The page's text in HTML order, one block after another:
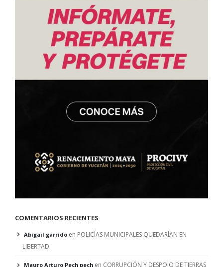
COMENTARIOS RECIENTES
Abigail garrido en POLICÍAS MUNICIPALES QUEDARÍAN EN
LIBERTAD
Mauro Arturo Pech pech en CORRUPCIÓN Y DESPOJO DE TIERRAS